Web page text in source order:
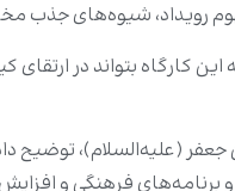
رویداد، شیوه‌های جذب
کارگاه بتواند در
(علیه‌السلام)، توضیح
فرهنگی و